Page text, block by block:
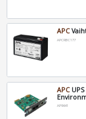
APC
APCRBC177
APC
AP9641